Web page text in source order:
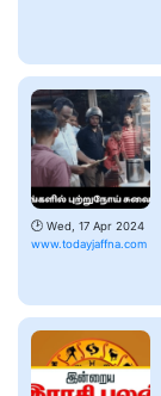
🕑 Wed, 17 Apr 2024
www.todayjaffna.com